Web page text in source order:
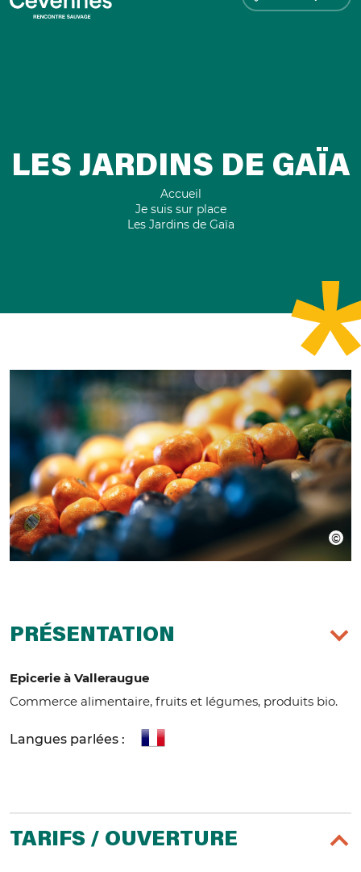
LES JARDINS DE GAÏA
Accueil
Je suis sur place
Les Jardins de Gaïa
PRÉSENTATION
Epicerie à Valleraugue
Commerce alimentaire, fruits et légumes, produits bio.
Langues parlées :
TARIFS / OUVERTURE